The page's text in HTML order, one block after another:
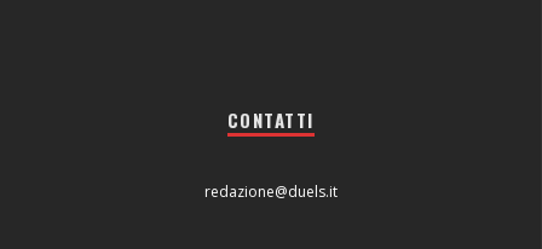
CONTATTI
redazione@duels.it